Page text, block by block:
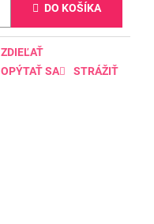
DO KOŠÍKA
OPÝTAŤ SA STRÁŽIŤ
ZDIEĽAŤ